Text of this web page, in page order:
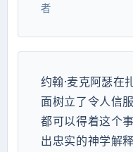
者
约翰·麦克阿瑟在
面树立了令人信
都可以得着这个
出忠实的神学解